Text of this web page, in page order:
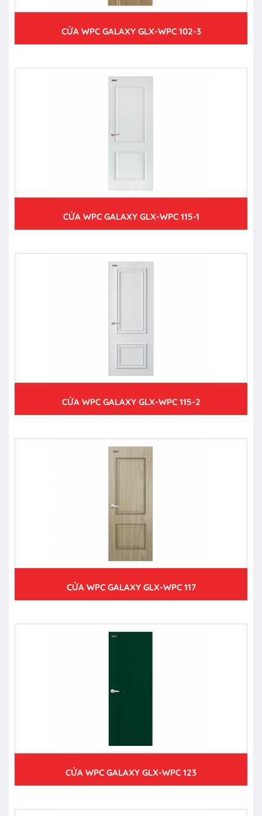
CỬA WPC GALAXY GLX-WPC 102-3
CỬA WPC GALAXY GLX-WPC 115-1
CỬA WPC GALAXY GLX-WPC 115-2
CỬA WPC GALAXY GLX-WPC 117
CỬA WPC GALAXY GLX-WPC 123